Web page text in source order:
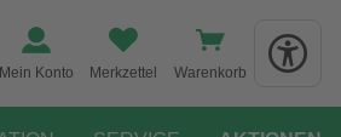
Mein Konto Merkzettel Warenkorb